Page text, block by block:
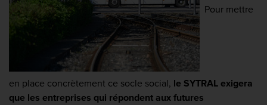
Pour mettre
en place concrètement ce socle social, le SYTRAL exigera
que les entreprises qui répondent aux futures